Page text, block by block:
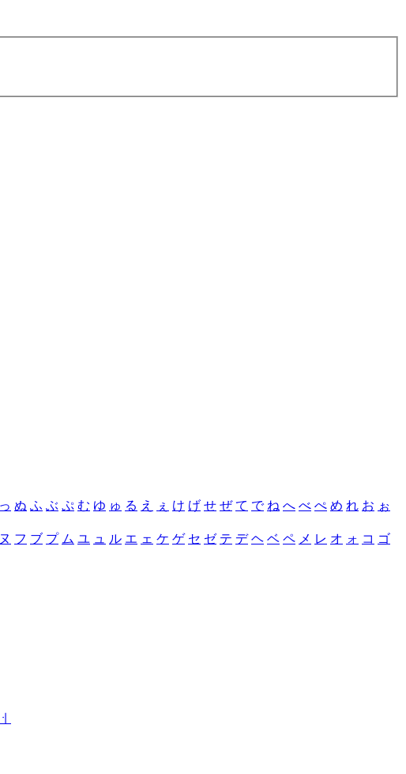
っ ぬ ふ ぶ ぷ む ゆ ゅ る え ぇ け げ せ ぜ て で ね へ べ ぺ め れ お ぉ
ヌ フ ブ プ ム ユ ュ ル エ ェ ケ ゲ セ ゼ テ デ ヘ ベ ペ メ レ オ ォ コ ゴ
ㆎ